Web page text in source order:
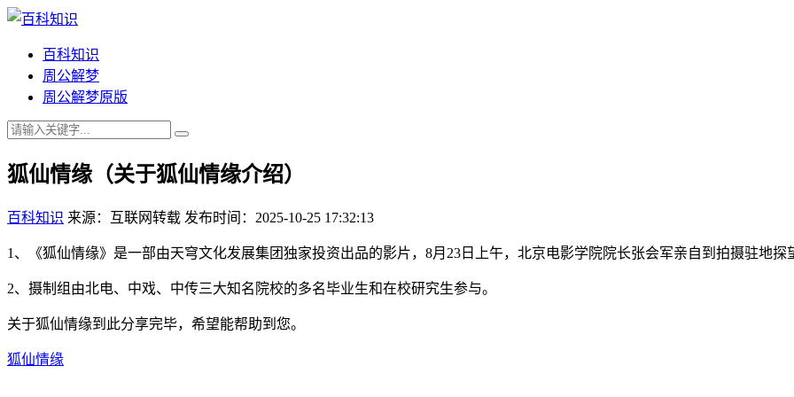
百科知识
周公解梦
周公解梦原版
狐仙情缘（关于狐仙情缘介绍）
百科知识 来源：互联网转载 发布时间：2025-10-25 17:32:13
1、《狐仙情缘》是一部由天穹文化发展集团独家投资出品的影片，8月23日上午，北京电影学院院长张会军亲自到拍摄驻地探
2、摄制组由北电、中戏、中传三大知名院校的多名毕业生和在校研究生参与。
关于狐仙情缘到此分享完毕，希望能帮助到您。
狐仙情缘